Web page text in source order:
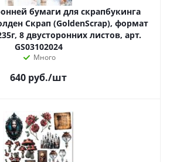
бумаги для скрапбукинга
Скрап (GoldenScrap), формат
8 двусторонних листов, арт.
GS03102024
Много
640 руб./шт